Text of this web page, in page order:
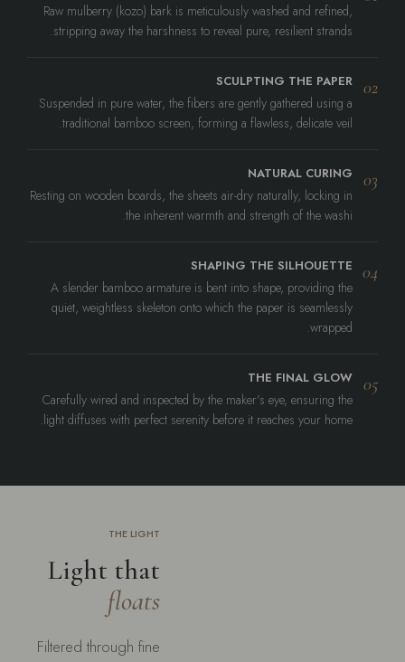
Raw mulberry (kozo) bark is meticulously washed and refined,
stripping away the harshness to reveal pure, resilient strands.
02
SCULPTING THE PAPER
Suspended in pure water, the fibers are gently gathered using a
traditional bamboo screen, forming a flawless, delicate veil.
03
NATURAL CURING
Resting on wooden boards, the sheets air-dry naturally, locking in
the inherent warmth and strength of the washi.
04
SHAPING THE SILHOUETTE
A slender bamboo armature is bent into shape, providing the
quiet, weightless skeleton onto which the paper is seamlessly
wrapped.
05
THE FINAL GLOW
Carefully wired and inspected by the maker’s eye, ensuring the
light diffuses with perfect serenity before it reaches your home.
THE LIGHT
Light that
floats
Filtered through fine